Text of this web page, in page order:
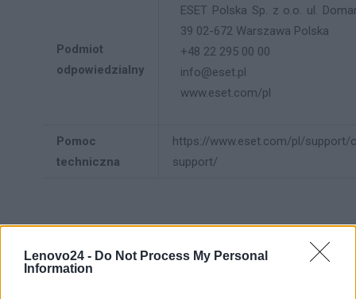
Lenovo24 - Do Not Process My Personal
Information
Podmiot
odpowiedzialny
ESET Polska Sp. z o.o. ul.
39 02-672 Warszawa Polska
+48 22 295 00 00
info@eset.pl
www.eset.com/pl
Pomoc
techniczna
https://www.eset.com/pl/support/
support/
ZAPYTAJ O PRODUKT